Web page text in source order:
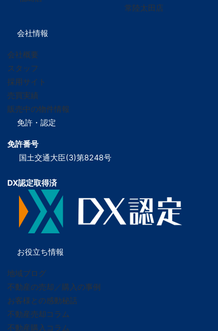
常陸太田店
会社情報
会社概要
スタッフ
採用サイト
売買実績
販売中の物件情報
免許・認定
免許番号
国土交通大臣(3)第8248号
DX認定取得済
お役立ち情報
地域ブログ
不動産の売却／購入の事例
お客様との感動秘話
不動産売却コラム
不動産購入コラム